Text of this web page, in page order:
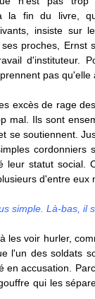
la fin du livre,
insiste sur
proches, Ernst
d'instituteur.
pas qu'elle
excès de rage
mal. Ils sont
se soutiennent.
cordonniers
leur statut social.
d'entre
simple. Là-bas, il
les voir hurler,
l'un des soldats
en accusation.
qui les